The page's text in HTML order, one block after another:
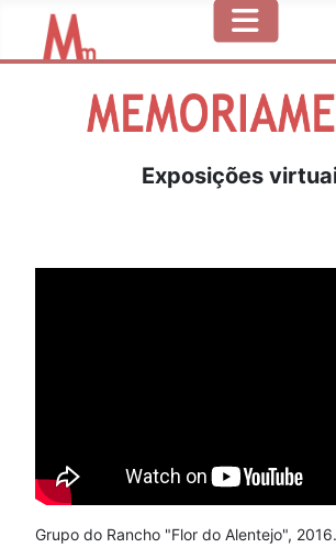
Exposições
Grupo do Rancho "Flor do Alentejo", 2016.